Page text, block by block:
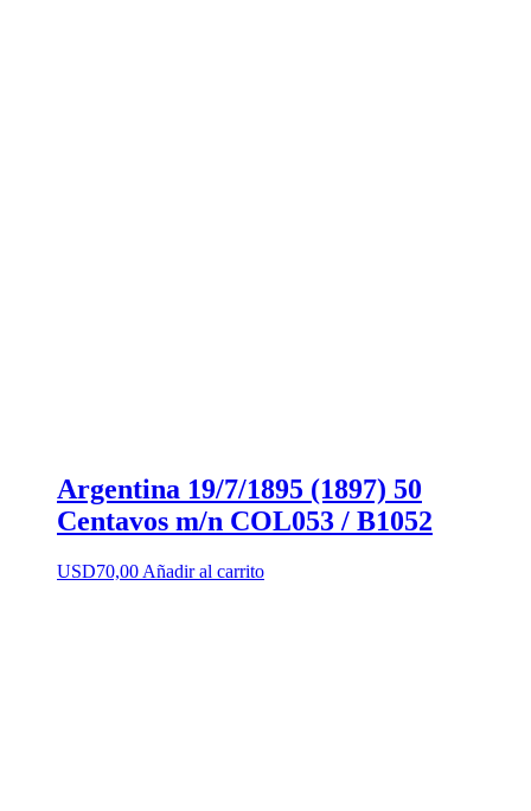
Argentina 19/7/1895 (1897) 50
Centavos m/n COL053 / B1052
USD70,00 Añadir al carrito